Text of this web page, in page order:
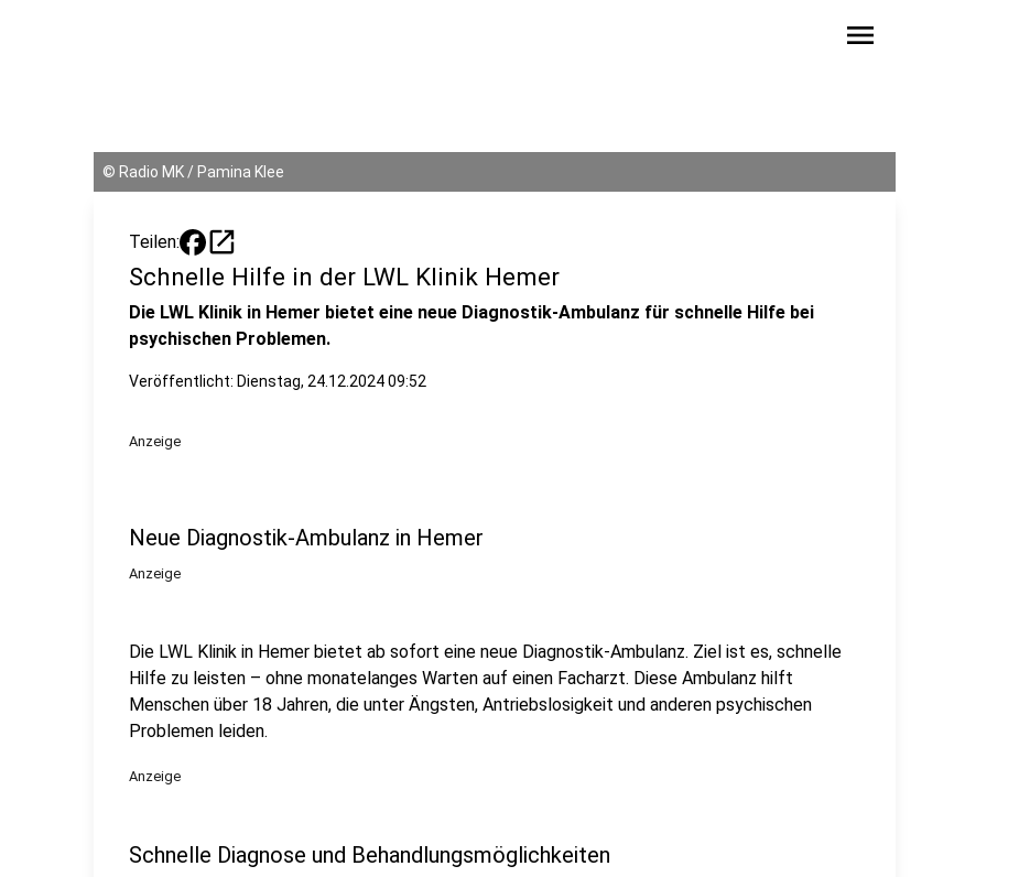
menu
© Radio MK / Pamina Klee
Teilen: open_in_new
Schnelle Hilfe in der LWL Klinik Hemer
Die LWL Klinik in Hemer bietet eine neue Diagnostik-Ambulanz für schnelle Hilfe bei
psychischen Problemen.
Veröffentlicht: Dienstag, 24.12.2024 09:52
Anzeige
Neue Diagnostik-Ambulanz in Hemer
Anzeige
Die LWL Klinik in Hemer bietet ab sofort eine neue Diagnostik-Ambulanz. Ziel ist es, schnelle
Hilfe zu leisten – ohne monatelanges Warten auf einen Facharzt. Diese Ambulanz hilft
Menschen über 18 Jahren, die unter Ängsten, Antriebslosigkeit und anderen psychischen
Problemen leiden.
Anzeige
Schnelle Diagnose und Behandlungsmöglichkeiten